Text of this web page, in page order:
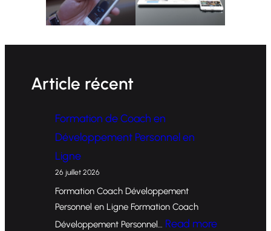
Article récent
Formation de Coach en
Développement Personnel en
Ligne
26 juillet 2026
Formation Coach Développement
Personnel en Ligne Formation Coach
Développement Personnel… Read more: